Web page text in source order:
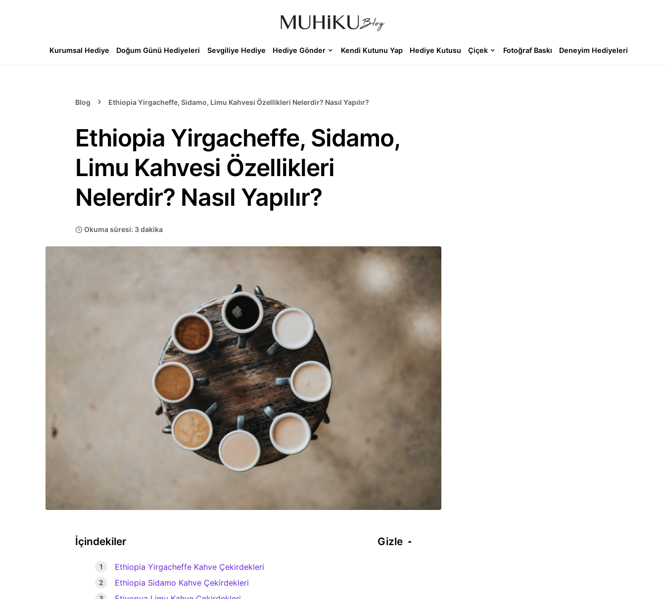
Kurumsal Hediye Doğum Günü Hediyeleri Sevgiliye Hediye Hediye Gönder Kendi Kutunu Yap Hediye Kutusu Çiçek Fotoğraf Baskı Deneyim Hediyeleri
Blog Ethiopia Yirgacheffe, Sidamo, Limu Kahvesi Özellikleri Nelerdir? Nasıl Yapılır?
Ethiopia Yirgacheffe, Sidamo,
Limu Kahvesi Özellikleri
Nelerdir? Nasıl Yapılır?
Okuma süresi: 3 dakika
İçindekiler Gizle
Ethiopia Yirgacheffe Kahve Çekirdekleri
Ethiopia Sidamo Kahve Çekirdekleri